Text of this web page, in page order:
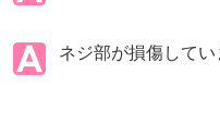
ネジ部が損傷して